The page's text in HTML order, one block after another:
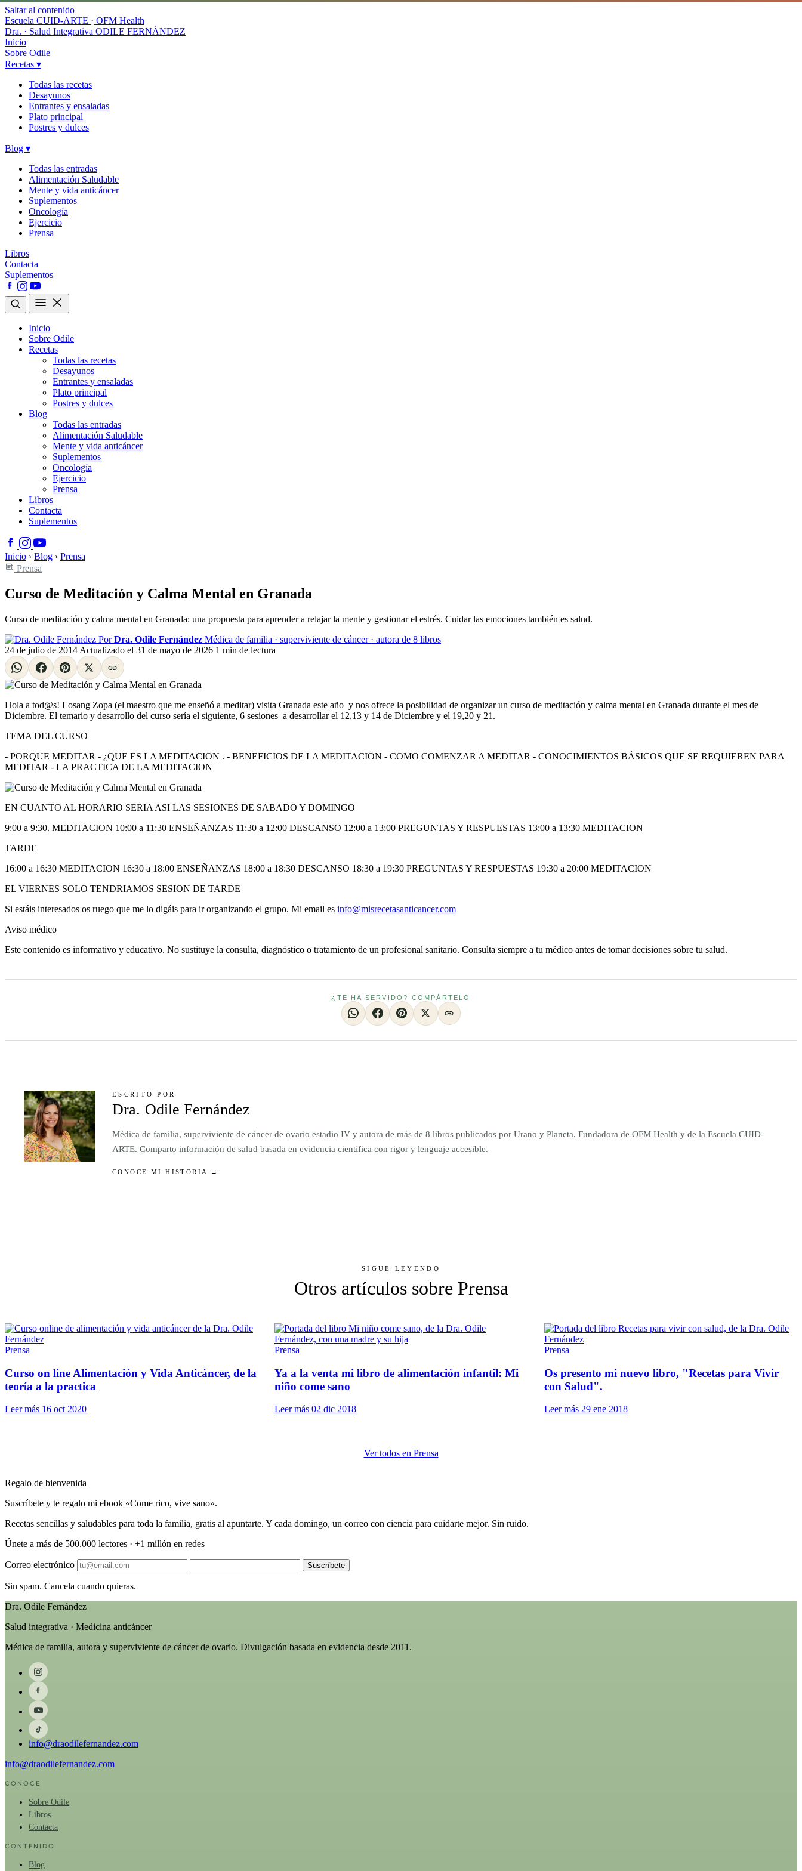
Saltar al contenido
Escuela CUID-ARTE · OFM Health
Dra. · Salud Integrativa ODILE FERNÁNDEZ
Inicio
Sobre Odile
Recetas ▾
Todas las recetas
Desayunos
Entrantes y ensaladas
Plato principal
Postres y dulces
Blog ▾
Todas las entradas
Alimentación Saludable
Mente y vida anticáncer
Suplementos
Oncología
Ejercicio
Prensa
Libros
Contacta
Suplementos
Inicio
Sobre Odile
Recetas
Todas las recetas
Desayunos
Entrantes y ensaladas
Plato principal
Postres y dulces
Blog
Todas las entradas
Alimentación Saludable
Mente y vida anticáncer
Suplementos
Oncología
Ejercicio
Prensa
Libros
Contacta
Suplementos
Inicio › Blog › Prensa
Prensa
Curso de Meditación y Calma Mental en Granada
Curso de meditación y calma mental en Granada: una propuesta para aprender a relajar la mente y gestionar el estrés. Cuidar las emociones también es salud.
Por Dra. Odile Fernández Médica de familia · superviviente de cáncer · autora de 8 libros
24 de julio de 2014 Actualizado el 31 de mayo de 2026 1 min de lectura
Hola a tod@s! Losang Zopa (el maestro que me enseñó a meditar) visita Granada este año y nos ofrece la posibilidad de organizar un curso de meditación y calma mental en Granada durante el mes de
Diciembre. El temario y desarrollo del curso sería el siguiente, 6 sesiones a desarrollar el 12,13 y 14 de Diciembre y el 19,20 y 21.
TEMA DEL CURSO
- PORQUE MEDITAR - ¿QUE ES LA MEDITACION . - BENEFICIOS DE LA MEDITACION - COMO COMENZAR A MEDITAR - CONOCIMIENTOS BÁSICOS QUE SE REQUIEREN PARA
MEDITAR - LA PRACTICA DE LA MEDITACION
EN CUANTO AL HORARIO SERIA ASI LAS SESIONES DE SABADO Y DOMINGO
9:00 a 9:30. MEDITACION 10:00 a 11:30 ENSEÑANZAS 11:30 a 12:00 DESCANSO 12:00 a 13:00 PREGUNTAS Y RESPUESTAS 13:00 a 13:30 MEDITACION
TARDE
16:00 a 16:30 MEDITACION 16:30 a 18:00 ENSEÑANZAS 18:00 a 18:30 DESCANSO 18:30 a 19:30 PREGUNTAS Y RESPUESTAS 19:30 a 20:00 MEDITACION
EL VIERNES SOLO TENDRIAMOS SESION DE TARDE
Si estáis interesados os ruego que me lo digáis para ir organizando el grupo. Mi email es info@misrecetasanticancer.com
Aviso médico
Este contenido es informativo y educativo. No sustituye la consulta, diagnóstico o tratamiento de un profesional sanitario. Consulta siempre a tu médico antes de tomar decisiones sobre tu salud.
¿TE HA SERVIDO? COMPÁRTELO
ESCRITO POR
Dra. Odile Fernández
Médica de familia, superviviente de cáncer de ovario estadio IV y autora de más de 8 libros publicados por Urano y Planeta. Fundadora de OFM Health y de la Escuela CUID-
ARTE. Comparto información de salud basada en evidencia científica con rigor y lenguaje accesible.
CONOCE MI HISTORIA →
SIGUE LEYENDO
Otros artículos sobre Prensa
Prensa
Curso on line Alimentación y Vida Anticáncer, de la
teoría a la practica
Leer más 16 oct 2020
Prensa
Ya a la venta mi libro de alimentación infantil: Mi
niño come sano
Leer más 02 dic 2018
Prensa
Os presento mi nuevo libro, "Recetas para Vivir
con Salud".
Leer más 29 ene 2018
Ver todos en Prensa
Regalo de bienvenida
Suscríbete y te regalo mi ebook «Come rico, vive sano».
Recetas sencillas y saludables para toda la familia, gratis al apuntarte. Y cada domingo, un correo con ciencia para cuidarte mejor. Sin ruido.
Únete a más de 500.000 lectores · +1 millón en redes
Correo electrónico Suscríbete
Sin spam. Cancela cuando quieras.
Dra. Odile Fernández
Salud integrativa · Medicina anticáncer
Médica de familia, autora y superviviente de cáncer de ovario. Divulgación basada en evidencia desde 2011.
info@draodilefernandez.com
info@draodilefernandez.com
CONOCE
Sobre Odile
Libros
Contacta
CONTENIDO
Blog